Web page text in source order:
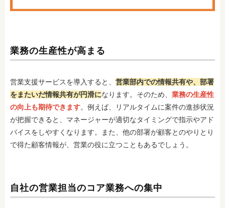
業務の生産性が高まる
営業支援サービスを導入すると、 営業部内での情報共有や、部署
をまたいだ情報共有が円滑になります。そのため、 業務の生産性
の向上も期待できます。例えば、リアルタイムに案件の進捗状況
が把握できると、マネージャーが適切なタイミングで指示やアド
バイスをしやすくなります。また、他の部署が顧客とのやりとり
で得た顧客情報が、営業の役に立つこともあるでしょう。
自社の営業担当のコア業務への集中